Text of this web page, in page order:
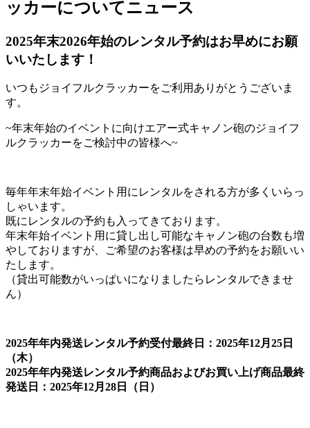
ッカーについてニュース
2025年末2026年始のレンタル予約はお早めにお願
いいたします！
いつもジョイフルクラッカーをご利用ありがとうございま
す。
~年末年始のイベントに向けエアー式キャノン砲のジョイフ
ルクラッカーをご検討中の皆様へ~
毎年年末年始イベント用にレンタルをされる方が多くいらっ
しゃいます。
既にレンタルの予約も入ってきております。
年末年始イベント用に貸し出し可能なキャノン砲の台数も増
やしておりますが、ご希望のお客様は早めの予約をお願いい
たします。
（貸出可能数がいっぱいになりましたらレンタルできませ
ん）
2025年年内発送レンタル予約受付最終日：2025年12月25日
（木）
2025年年内発送レンタル予約商品およびお買い上げ商品最終
発送日：2025年12月28日（日）